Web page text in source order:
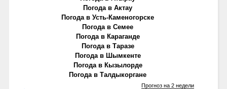
Погода в Актау
Погода в Усть-Каменогорске
Погода в Семее
Погода в Караганде
Погода в Таразе
Погода в Шымкенте
Погода в Кызылорде
Погода в Талдыкоргане
Прогноз на 2 недели